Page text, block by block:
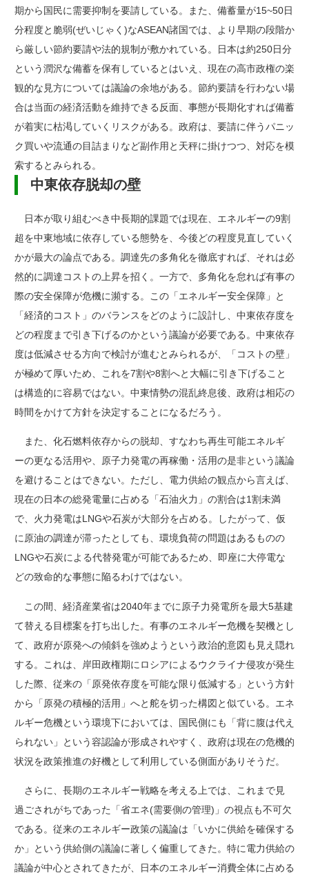
期から国民に需要抑制を要請している。また、備蓄量が15~50日
分程度と脆弱(ぜいじゃく)なASEAN諸国では、より早期の段階か
ら厳しい節約要請や法的規制が敷かれている。日本は約250日分
という潤沢な備蓄を保有しているとはいえ、現在の高市政権の楽
観的な見方については議論の余地がある。節約要請を行わない場
合は当面の経済活動を維持できる反面、事態が長期化すれば備蓄
が着実に枯渇していくリスクがある。政府は、要請に伴うパニッ
ク買いや流通の目詰まりなど副作用と天秤に掛けつつ、対応を模
索するとみられる。
中東依存脱却の壁
日本が取り組むべき中長期的課題では現在、エネルギーの9割
超を中東地域に依存している態勢を、今後どの程度見直していく
かが最大の論点である。調達先の多角化を徹底すれば、それは必
然的に調達コストの上昇を招く。一方で、多角化を怠れば有事の
際の安全保障が危機に瀕する。この「エネルギー安全保障」と
「経済的コスト」のバランスをどのように設計し、中東依存度を
どの程度まで引き下げるのかという議論が必要である。中東依存
度は低減させる方向で検討が進むとみられるが、「コストの壁」
が極めて厚いため、これを7割や8割へと大幅に引き下げること
は構造的に容易ではない。中東情勢の混乱終息後、政府は相応の
時間をかけて方針を決定することになるだろう。
また、化石燃料依存からの脱却、すなわち再生可能エネルギ
ーの更なる活用や、原子力発電の再稼働・活用の是非という議論
を避けることはできない。ただし、電力供給の観点から言えば、
現在の日本の総発電量に占める「石油火力」の割合は1割未満
で、火力発電はLNGや石炭が大部分を占める。したがって、仮
に原油の調達が滞ったとしても、環境負荷の問題はあるものの
LNGや石炭による代替発電が可能であるため、即座に大停電な
どの致命的な事態に陥るわけではない。
この間、経済産業省は2040年までに原子力発電所を最大5基建
て替える目標案を打ち出した。有事のエネルギー危機を契機とし
て、政府が原発への傾斜を強めようという政治的意図も見え隠れ
する。これは、岸田政権期にロシアによるウクライナ侵攻が発生
した際、従来の「原発依存度を可能な限り低減する」という方針
から「原発の積極的活用」へと舵を切った構図と似ている。エネ
ルギー危機という環境下においては、国民側にも「背に腹は代え
られない」という容認論が形成されやすく、政府は現在の危機的
状況を政策推進の好機として利用している側面がありそうだ。
さらに、長期のエネルギー戦略を考える上では、これまで見
過ごされがちであった「省エネ(需要側の管理)」の視点も不可欠
である。従来のエネルギー政策の議論は「いかに供給を確保する
か」という供給側の議論に著しく偏重してきた。特に電力供給の
議論が中心とされてきたが、日本のエネルギー消費全体に占める